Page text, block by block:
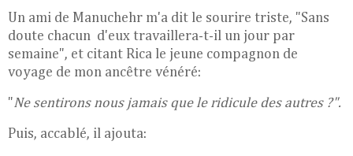
Un ami de Manuchehr m'a dit le sourire triste, "Sans
doute chacun d'eux travaillera-t-il un jour par
semaine", et citant Rica le jeune compagnon de
voyage de mon ancêtre vénéré:
"Ne sentirons nous jamais que le ridicule des autres ?".
Puis, accablé, il ajouta: